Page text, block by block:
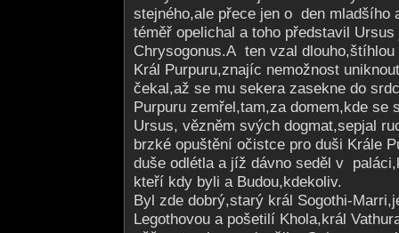
stejného,ale přece jen o den
téměř opelichal a toho představil
Chrysogonus.A ten vzal
Král Purpuru,znajíc nemožnost
čekal,až se mu sekera zasekne do
Purpuru zemřel,tam,za domem,kde se
Ursus, vězněm svých dogmat,sepjal
brzké opuštění očistce pro duši Krále
duše odlétla a jíž dávno seděl v
kteří kdy byli a Budou,kdekoliv.
Byl zde dobrý,starý král Sogothi-
Legothovou a pošetilí Khola,král